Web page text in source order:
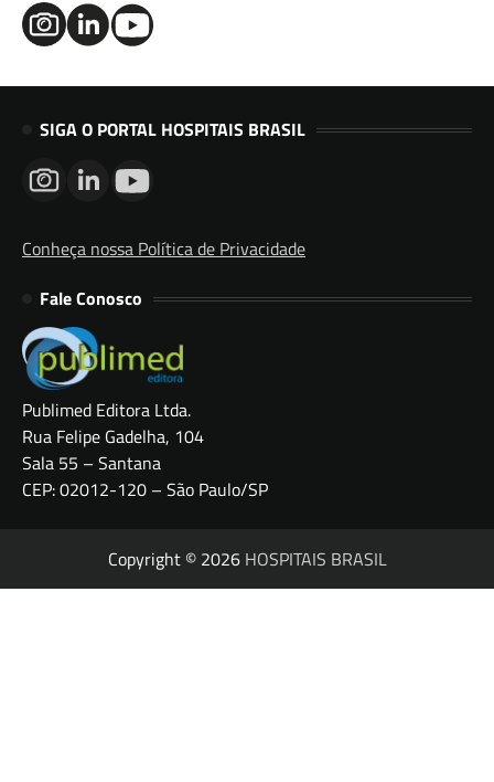
SIGA O PORTAL HOSPITAIS BRASIL
Conheça nossa Política de Privacidade
Fale Conosco
Publimed Editora Ltda.
Rua Felipe Gadelha, 104
Sala 55 – Santana
CEP: 02012-120 – São Paulo/SP
Copyright © 2026 HOSPITAIS BRASIL